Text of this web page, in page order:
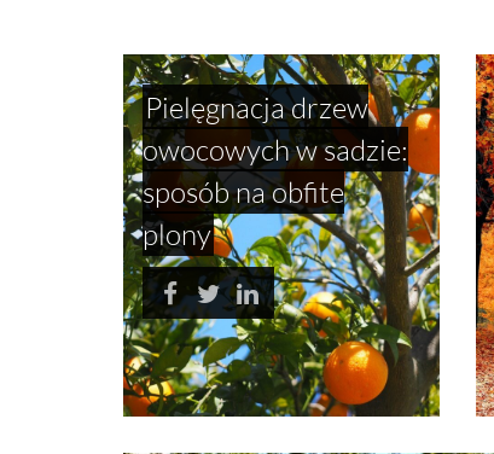
Pielęgnacja drzew
owocowych w sadzie:
sposób na obfite
plony